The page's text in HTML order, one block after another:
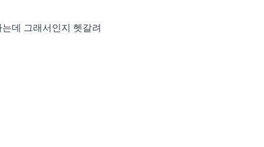
데 그래서인지 헷갈려